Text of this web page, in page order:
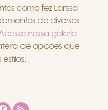
como fez Larissa
de diversos
nossa galeria
de opções que